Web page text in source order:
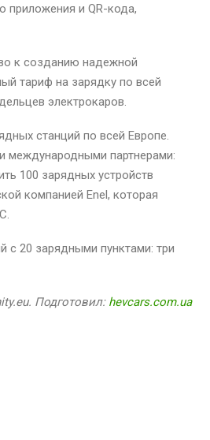
приложения и QR-кода,
к созданию надежной
тариф на зарядку по всей
электрокаров.
станций по всей Европе.
международными партнерами:
100 зарядных устройств
компанией Enel, которая
с 20 зарядными пунктами: три
Подготовил: hevcars.com.ua